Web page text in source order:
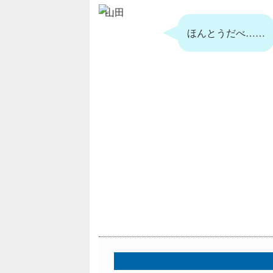
山田
ほんとうだべ……